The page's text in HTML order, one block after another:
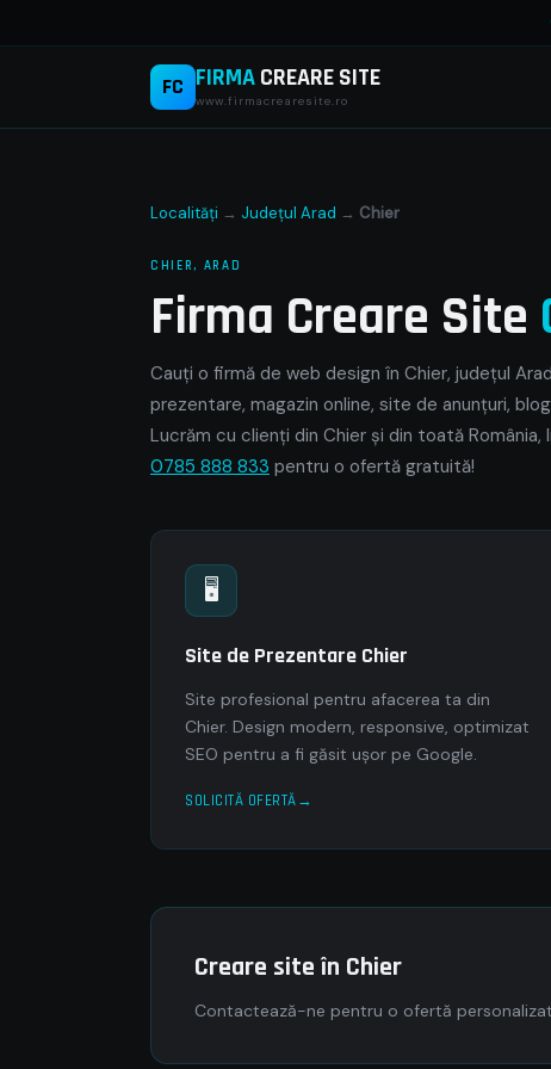
FC FIRMACREARE SITE
www.firmacrearesite.ro
Localități → Județul Arad → Chier
CHIER, ARAD
Firma Creare Site
Cauți o firmă de web design în Chier, județul
prezentare, magazin online, site de anunțuri,
Lucrăm cu clienți din Chier și din toată
0785 888 833 pentru o ofertă gratuită!
🖥
Site de Prezentare Chier
Site profesional pentru afacerea ta din
Chier. Design modern, responsive, optimizat
SEO pentru a fi găsit ușor pe Google.
SOLICITĂ OFERTĂ
Creare site în Chier
Contactează-ne pentru o ofertă